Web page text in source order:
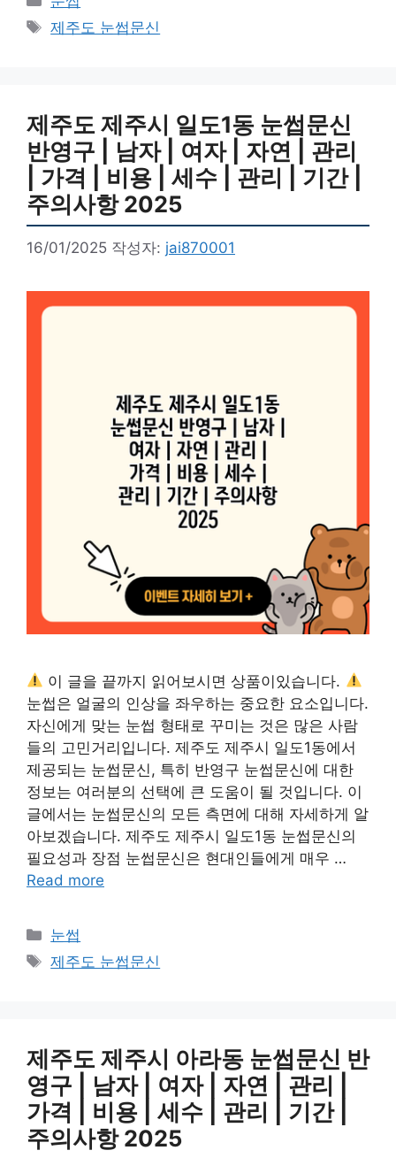
테
태
제주도 눈썹문신
제주도 제주시 일도1동 눈썹문신
반영구 | 남자 | 여자 | 자연 | 관리
| 가격 | 비용 | 세수 | 관리 | 기간 |
주의사항 2025
16/01/2025 작성자: jai870001
이 글을 끝까지 읽어보시면 상품이있습니다.
눈썹은 얼굴의 인상을 좌우하는 중요한 요소입니다.
자신에게 맞는 눈썹 형태로 꾸미는 것은 많은 사람
들의 고민거리입니다. 제주도 제주시 일도1동에서
제공되는 눈썹문신, 특히 반영구 눈썹문신에 대한
정보는 여러분의 선택에 큰 도움이 될 것입니다. 이
글에서는 눈썹문신의 모든 측면에 대해 자세하게 알
아보겠습니다. 제주도 제주시 일도1동 눈썹문신의
필요성과 장점 눈썹문신은 현대인들에게 매우 …
Read more
카
테
고
눈썹
태
제주도 눈썹문신
제주도 제주시 아라동 눈썹문신 반
영구 | 남자 | 여자 | 자연 | 관리 |
가격 | 비용 | 세수 | 관리 | 기간 |
주의사항 2025